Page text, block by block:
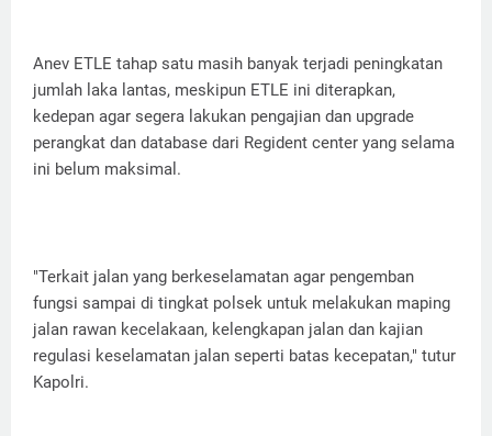
Anev ETLE tahap satu masih banyak terjadi peningkatan
jumlah laka lantas, meskipun ETLE ini diterapkan,
kedepan agar segera lakukan pengajian dan upgrade
perangkat dan database dari Regident center yang selama
ini belum maksimal.
"Terkait jalan yang berkeselamatan agar pengemban
fungsi sampai di tingkat polsek untuk melakukan maping
jalan rawan kecelakaan, kelengkapan jalan dan kajian
regulasi keselamatan jalan seperti batas kecepatan," tutur
Kapolri.